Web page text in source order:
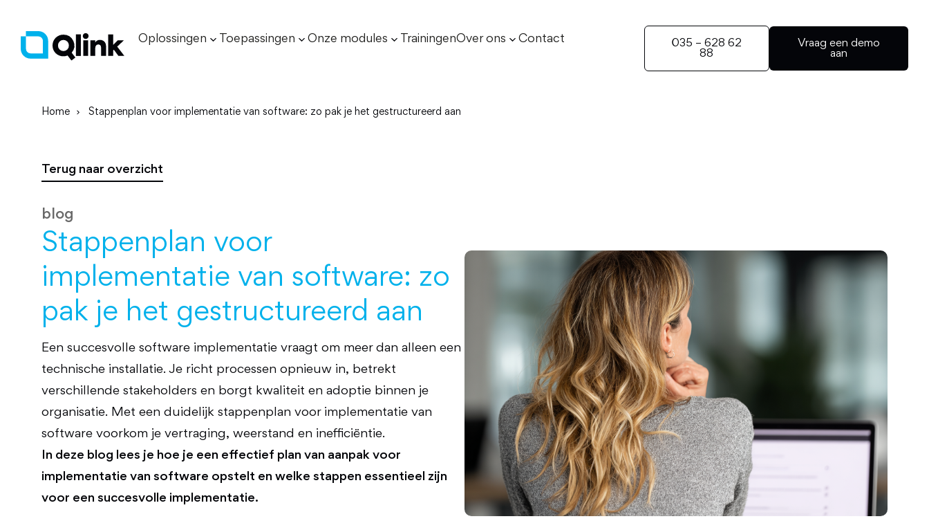
Oplossingen Toepassingen Onze modules TrainingenOver ons Contact
035 – 628 62
88
Vraag een demo
aan
Home Stappenplan voor implementatie van software: zo pak je het gestructureerd aan
Terug naar overzicht
blog
Stappenplan voor
implementatie van software: zo
pak je het gestructureerd aan
Een succesvolle software implementatie vraagt om meer dan alleen een
technische installatie. Je richt processen opnieuw in, betrekt
verschillende stakeholders en borgt kwaliteit en adoptie binnen je
organisatie. Met een duidelijk stappenplan voor implementatie van
software voorkom je vertraging, weerstand en inefficiëntie.
In deze blog lees je hoe je een effectief plan van aanpak voor
implementatie van software opstelt en welke stappen essentieel zijn
voor een succesvolle implementatie.